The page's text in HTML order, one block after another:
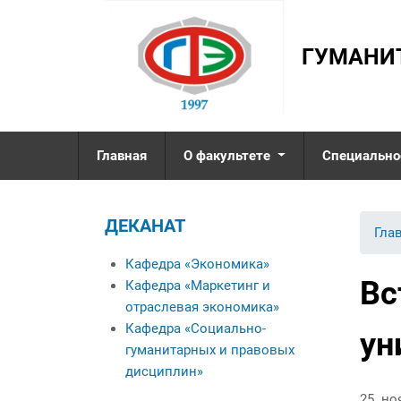
Главная О факультете
Кафедра «Экономика»
отраслевая
экономика»
Кафедра «Социально-
гуманитарных и
правовых дисциплин»
Именные стипендиаты
ДЕКАНАТ
Кафедра «Экономика»
Кафедра «Маркетинг и
отраслевая экономика»
Кафедра «Социально-
гуманитарных и правовых
дисциплин»